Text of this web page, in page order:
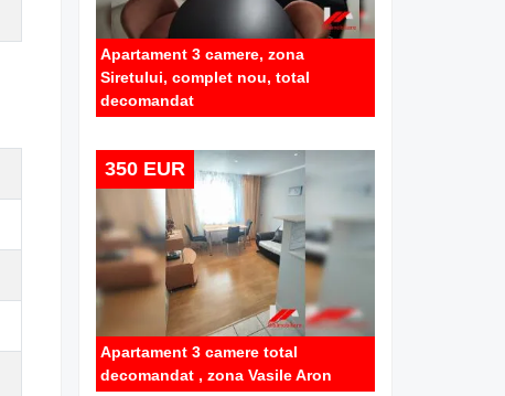
Apartament 3 camere, zona
Siretului, complet nou, total
decomandat
350 EUR
Apartament 3 camere total
decomandat , zona Vasile Aron